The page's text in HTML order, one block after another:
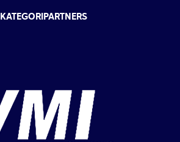
KATEGORIPARTNERS